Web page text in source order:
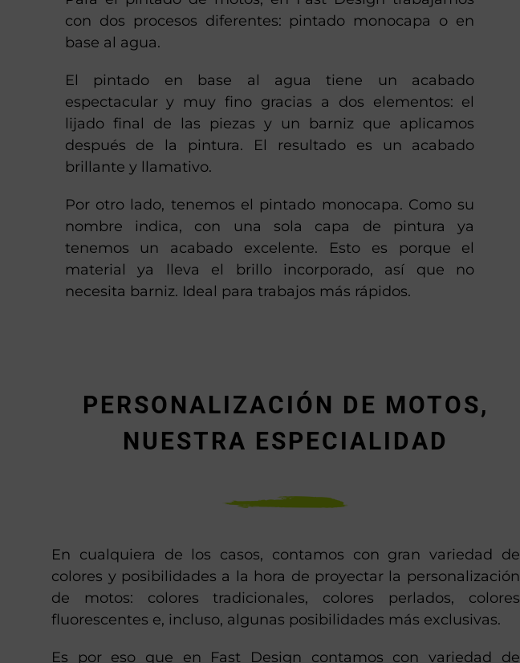
con dos procesos diferentes: pintado monocapa o en
base al agua.
El pintado en base al agua tiene un acabado
espectacular y muy fino gracias a dos elementos: el
lijado final de las piezas y un barniz que aplicamos
después de la pintura. El resultado es un acabado
brillante y llamativo.
Por otro lado, tenemos el pintado monocapa. Como su
nombre indica, con una sola capa de pintura ya
tenemos un acabado excelente. Esto es porque el
material ya lleva el brillo incorporado, así que no
necesita barniz. Ideal para trabajos más rápidos.
PERSONALIZACIÓN DE MOTOS,
NUESTRA ESPECIALIDAD
En cualquiera de los casos, contamos con gran variedad de
colores y posibilidades a la hora de proyectar la personalización
de motos: colores tradicionales, colores perlados, colores
fluorescentes e, incluso, algunas posibilidades más exclusivas.
Es por eso que en Fast Design contamos con variedad de